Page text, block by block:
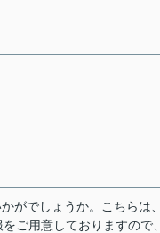
がでしょうか。こちらは
ご用意しておりますので